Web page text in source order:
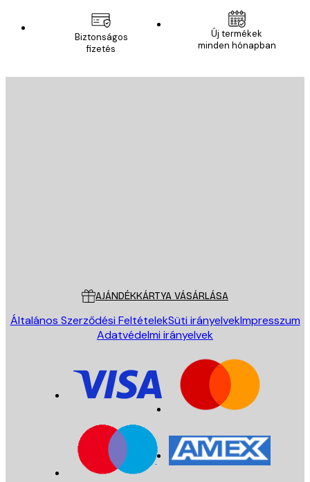
Biztonságos
fizetés
Új termékek
minden hónapban
AJÁNDÉKKÁRTYA VÁSÁRLÁSA
Általános Szerződési FeltételekSüti irányelvekImpresszum
Adatvédelmi irányelvek